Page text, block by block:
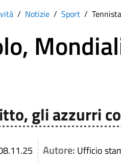
Notizie Sport
gli azzurri
Autore: Ufficio